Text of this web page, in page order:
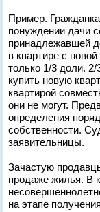
Пример.
понуждении дачи
принадлежавшей
в квартире с
только 1/3 доли.
купить новую
квартирой
они не могут.
определения
собственности.
заявительницы.
Зачастую
продаже жилья. В
на этапе